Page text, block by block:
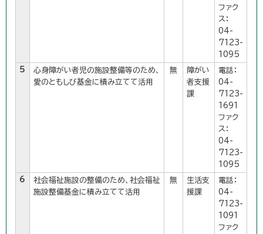
ファク
ス：
04-
7123-
1095
5
心身障がい者児の施設整備等のため、
愛のともしび基金に積み立てて活用
無
障がい
者支援
課
電話：
04-
7123-
1691
ファク
ス：
04-
7123-
1095
6
社会福祉施設の整備のため、社会福祉
施設整備基金に積み立てて活用
無
生活支
援課
電話：
04-
7123-
1091
ファク